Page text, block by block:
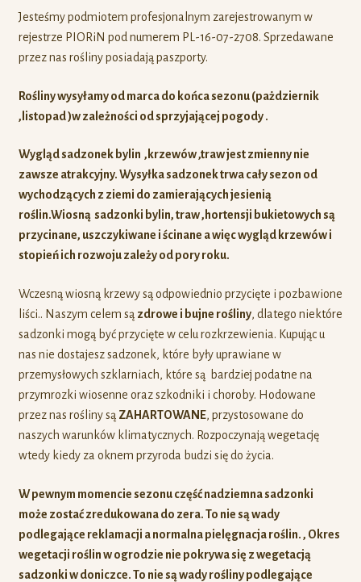
Jesteśmy podmiotem profesjonalnym zarejestrowanym w
rejestrze PIORiN pod numerem PL-16-07-2708. Sprzedawane
przez nas rośliny posiadają paszporty.
Rośliny wysyłamy od marca do końca sezonu (pażdziernik
,listopad )w zależności od sprzyjającej pogody .
Wygląd sadzonek bylin ,krzewów ,traw jest zmienny nie
zawsze atrakcyjny. Wysyłka sadzonek trwa cały sezon od
wychodzących z ziemi do zamierających jesienią
roślin.Wiosną sadzonki bylin, traw ,hortensji bukietowych są
przycinane, uszczykiwane i ścinane a więcwygląd krzewów i
stopień ich rozwoju zależy od pory roku.
Wczesną wiosną krzewy są odpowiednio przycięte i pozbawione
liści.. Naszym celem są zdrowe i bujne rośliny, dlatego niektóre
sadzonki mogą być przycięte w celu rozkrzewienia. Kupując u
nas nie dostajesz sadzonek, które były uprawiane w
przemysłowych szklarniach, które są bardziej podatne na
przymrozki wiosenne oraz szkodniki i choroby. Hodowane
przez nas rośliny są ZAHARTOWANE, przystosowane do
naszych warunków klimatycznych. Rozpoczynają wegetację
wtedy kiedy za oknem przyroda budzi się do życia.
W pewnym momencie sezonu część nadziemna sadzonki
może zostać zredukowana do zera. To nie są wady
podlegające reklamacji a normalna pielęgnacja roślin. , Okres
wegetacji roślin w ogrodzie nie pokrywa się z wegetacją
sadzonki w doniczce. To nie są wady rośliny podlegające